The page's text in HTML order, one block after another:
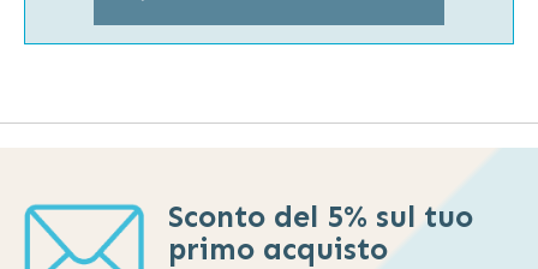
Sconto del 5% sul tuo
primo acquisto